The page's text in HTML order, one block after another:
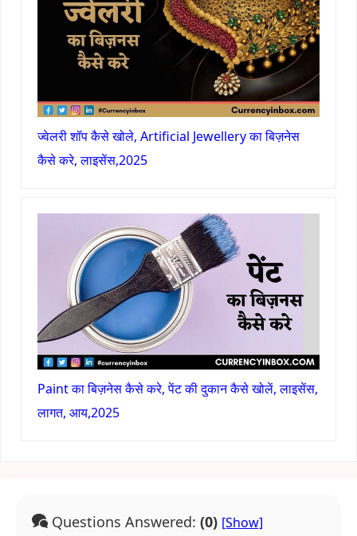
ज्वेलरी शॉप कैसे खोले, Artificial Jewellery का बिज़नेस
कैसे करे, लाइसेंस,2025
Paint का बिज़नेस कैसे करे, पेंट की दुकान कैसे खोलें, लाइसेंस,
लागत, आय,2025
Questions Answered: (0)